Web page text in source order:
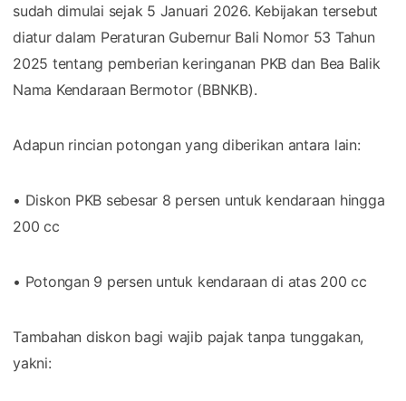
sudah dimulai sejak 5 Januari 2026. Kebijakan tersebut
diatur dalam Peraturan Gubernur Bali Nomor 53 Tahun
2025 tentang pemberian keringanan PKB dan Bea Balik
Nama Kendaraan Bermotor (BBNKB).
Adapun rincian potongan yang diberikan antara lain:
• Diskon PKB sebesar 8 persen untuk kendaraan hingga
200 cc
• Potongan 9 persen untuk kendaraan di atas 200 cc
Tambahan diskon bagi wajib pajak tanpa tunggakan,
yakni: